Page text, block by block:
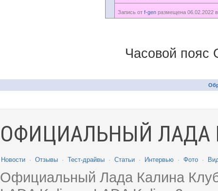
Запись от f-gen размещена 06.02.2022
Часовой пояс
ОФИЦИАЛЬНЫЙ ЛАДА
Новости · Отзывы · Тест-драйвы · Статьи · Интервью · Фото ·
Официальный Лада Калина